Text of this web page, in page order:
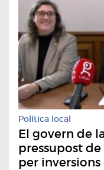
Política local
El govern de
pressupost de
per inversions